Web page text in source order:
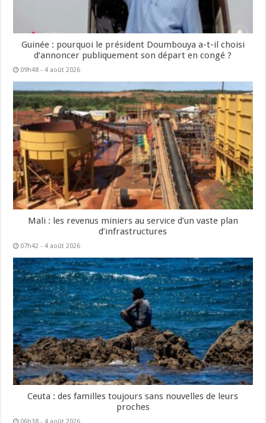
Guinée : pourquoi le président Doumbouya a-t-il choisi
d’annoncer publiquement son départ en congé ?
09h48 - 4 août 2026
Mali : les revenus miniers au service d’un vaste plan
d’infrastructures
07h42 - 4 août 2026
Ceuta : des familles toujours sans nouvelles de leurs
proches